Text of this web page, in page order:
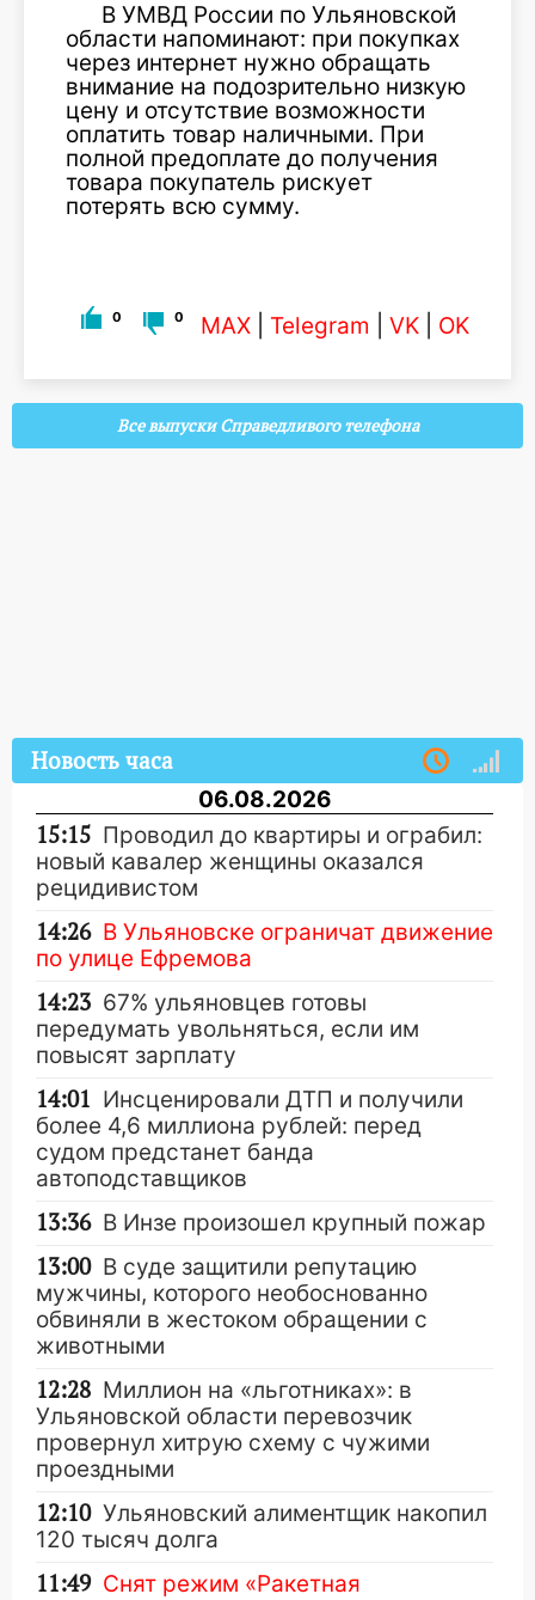
В УМВД России по Ульяновской
области напоминают: при покупках
через интернет нужно обращать
внимание на подозрительно низкую
цену и отсутствие возможности
оплатить товар наличными. При
полной предоплате до получения
товара покупатель рискует
потерять всю сумму.
0 0 MAX Telegram VK OK
Все выпуски Справедливого телефона
Новость часа
06.08.2026
15:15 Проводил до квартиры и ограбил:
новый кавалер женщины оказался
рецидивистом
14:26 В Ульяновске ограничат движение
по улице Ефремова
14:23 67% ульяновцев готовы
передумать увольняться, если им
повысят зарплату
14:01 Инсценировали ДТП и получили
более 4,6 миллиона рублей: перед
судом предстанет банда
автоподставщиков
13:36 В Инзе произошел крупный пожар
13:00 В суде защитили репутацию
мужчины, которого необоснованно
обвиняли в жестоком обращении с
животными
12:28 Миллион на «льготниках»: в
Ульяновской области перевозчик
провернул хитрую схему с чужими
проездными
12:10 Ульяновский алиментщик накопил
120 тысяч долга
11:49 Снят режим «Ракетная